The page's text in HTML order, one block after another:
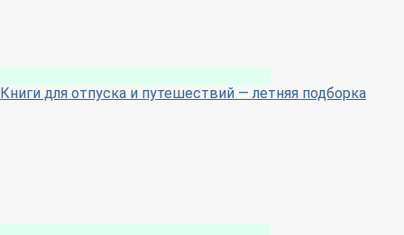
Книги для отпуска и путешествий — летняя подборка